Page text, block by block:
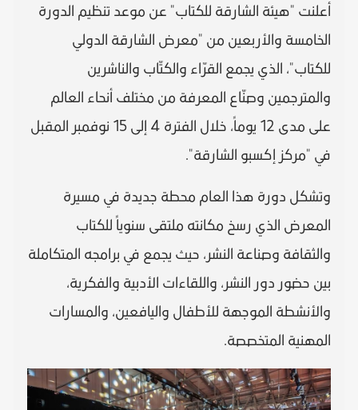
أعلنت "هيئة الشارقة للكتاب" عن موعد تنظيم الدورة
الخامسة والأربعين من "معرض الشارقة الدولي
للكتاب"، الذي يجمع القرّاء والكتّاب والناشرين
والمترجمين وصنّاع المعرفة من مختلف أنحاء العالم
على مدى 12 يوماً، خلال الفترة 4 إلى 15 نوفمبر المقبل
في "مركز إكسبو الشارقة".
وتشكل دورة هذا العام محطة جديدة في مسيرة
المعرض الذي رسخ مكانته ملتقى سنوياً للكتاب
والثقافة وصناعة النشر، حيث يجمع في برامجه المتكاملة
بين حضور دور النشر، واللقاءات الأدبية والفكرية،
والأنشطة الموجهة للأطفال واليافعين، والمسارات
المهنية المتخصصة.